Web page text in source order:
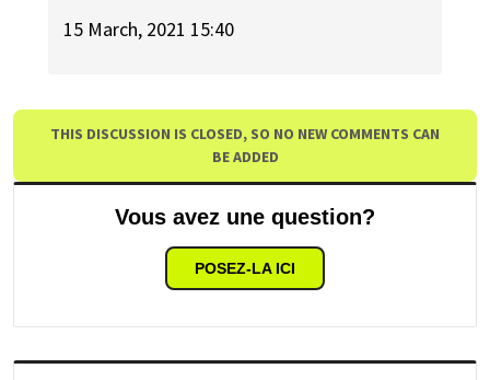
15 March, 2021 15:40
THIS DISCUSSION IS CLOSED, SO NO NEW COMMENTS CAN
BE ADDED
Vous avez une question?
POSEZ-LA ICI